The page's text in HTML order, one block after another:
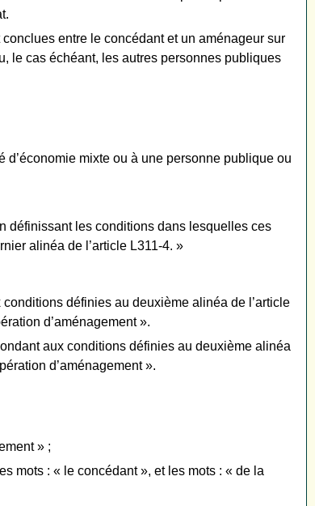
entre le concédant et un aménageur sur
le cas échéant, les autres personnes publiques
d’économie mixte ou à une personne publique ou
définissant les conditions dans lesquelles ces
alinéa de l’article L311-4. »
définies au deuxième alinéa de l’article
d’aménagement ».
aux conditions définies au deuxième alinéa
d’aménagement ».
» ;
mots : « le concédant », et les mots : « de la